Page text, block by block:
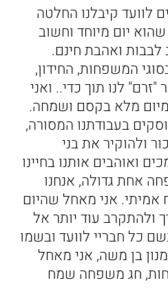
לוועד קיבלנו החלטה
יום מיוחד וחשוב
ואהבת חינם.
המשפחות, החידון,
לנו תוך כדי.. ואני
מלא בקסם ושמחה.
בעבודתנו המסורה,
ולהוקיר את בני
ואוהבים אותנו בחיינו
אחת גדולה, אנחנו
אמיתי. אני מאחל שהיום
ולהתקרב עוד יותר אל
כל חבריי לוועד ובשמו
בן משה, אני מאחל
חג משפחה שמח